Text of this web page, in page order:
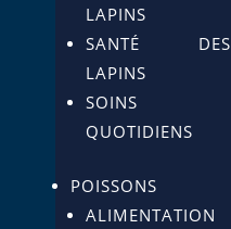
LAPINS
SANTÉ DES
LAPINS
SOINS
QUOTIDIENS
POISSONS
ALIMENTATION